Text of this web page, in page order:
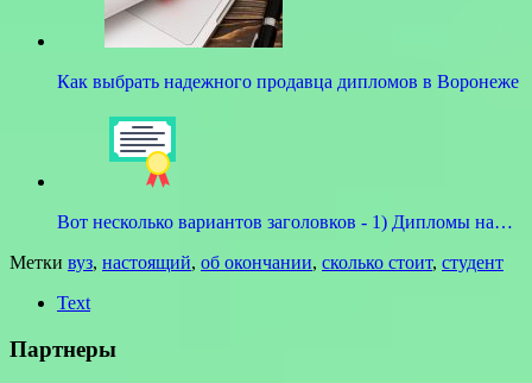
Как выбрать надежного продавца дипломов в Воронеже
Вот несколько вариантов заголовков - 1) Дипломы на…
Метки вуз, настоящий, об окончании, сколько стоит, студент
Text
Партнеры